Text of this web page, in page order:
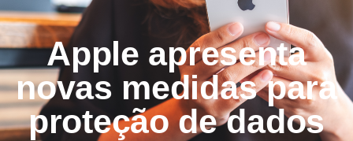
Apple apresenta
novas medidas para
proteção de dados